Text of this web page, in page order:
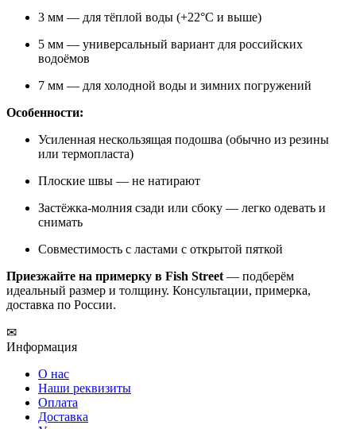
3 мм — для тёплой воды (+22°C и выше)
5 мм — универсальный вариант для российских
водоёмов
7 мм — для холодной воды и зимних погружений
Особенности:
Усиленная нескользящая подошва (обычно из резины
или термопласта)
Плоские швы — не натирают
Застёжка-молния сзади или сбоку — легко одевать и
снимать
Совместимость с ластами с открытой пяткой
Приезжайте на примерку в Fish Street — подберём
идеальный размер и толщину. Консультации, примерка,
доставка по России.
✉
Информация
О нас
Наши реквизиты
Оплата
Доставка